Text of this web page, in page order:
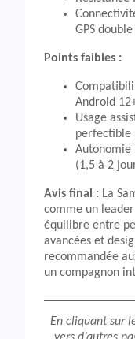
GPS
Points faibles :
Android
Usage
perfectible
Autonomie
(1,5 à 2
Avis final : La
comme un
équilibre entre
avancées et
recommandée
un compagnon
En cliquant sur